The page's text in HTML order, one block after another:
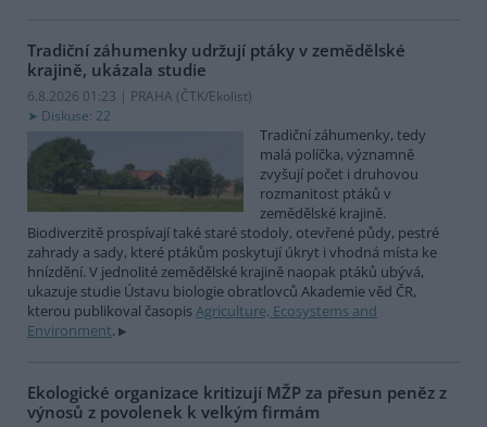
Tradiční záhumenky udržují ptáky v zemědělské
krajině, ukázala studie
6.8.2026 01:23 | PRAHA (ČTK/Ekolist)
Diskuse: 22
Tradiční záhumenky, tedy
malá políčka, významně
zvyšují počet i druhovou
rozmanitost ptáků v
zemědělské krajině.
Biodiverzitě prospívají také staré stodoly, otevřené půdy, pestré
zahrady a sady, které ptákům poskytují úkryt i vhodná místa ke
hnízdění. V jednolité zemědělské krajině naopak ptáků ubývá,
ukazuje studie Ústavu biologie obratlovců Akademie věd ČR,
kterou publikoval časopisAgriculture, Ecosystems and
Environment.
Ekologické organizace kritizují MŽP za přesun peněz z
výnosů z povolenek k velkým firmám